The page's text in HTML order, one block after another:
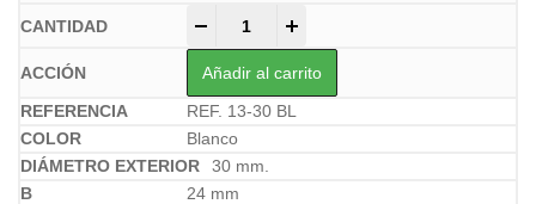
Añadir al carrito
REF. 13-30 BL
Blanco
30 mm.
24 mm